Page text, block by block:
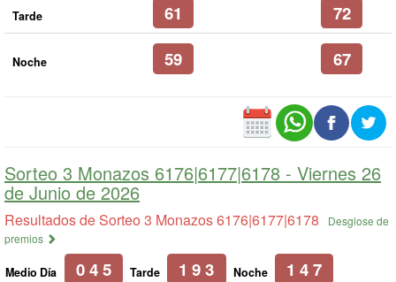
Tarde 61 72
Noche 59 67
Sorteo 3 Monazos 6176|6177|6178 - Viernes 26
de Junio de 2026
Resultados de Sorteo 3 Monazos 6176|6177|6178
Desglose de
premios
Medio Día 0 4 5 Tarde 1 9 3 Noche 1 4 7